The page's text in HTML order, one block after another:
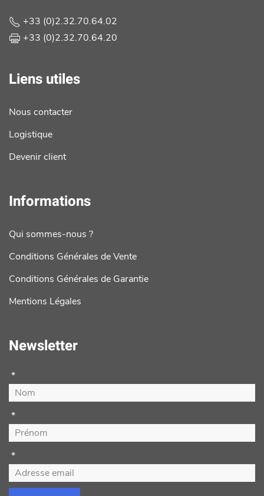
+33 (0)2.32.70.64.02
+33 (0)2.32.70.64.20
Liens utiles
Nous contacter
Logistique
Devenir client
Informations
Qui sommes-nous ?
Conditions Générales de Vente
Conditions Générales de Garantie
Mentions Légales
Newsletter
*
*
*